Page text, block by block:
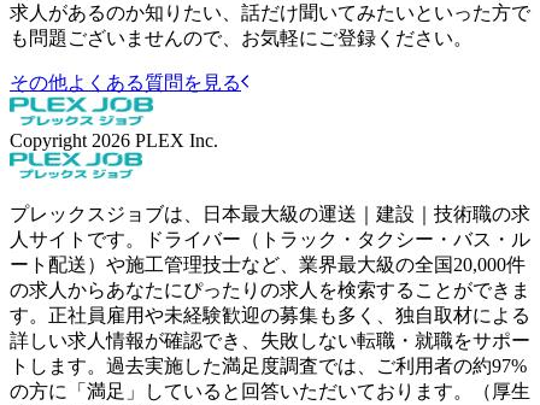
求人があるのか知りたい、話だけ聞いてみたいといった方で
も問題ございませんので、お気軽にご登録ください。
その他よくある質問を見る
Copyright 2026 PLEX Inc.
プレックスジョブは、日本最大級の運送｜建設｜技術職の求
人サイトです。ドライバー（トラック・タクシー・バス・ル
ート配送）や施工管理技士など、業界最大級の全国20,000件
の求人からあなたにぴったりの求人を検索することができま
す。正社員雇用や未経験歓迎の募集も多く、独自取材による
詳しい求人情報が確認でき、失敗しない転職・就職をサポー
トします。過去実施した満足度調査では、ご利用者の約97%
の方に「満足」していると回答いただいております。（厚生